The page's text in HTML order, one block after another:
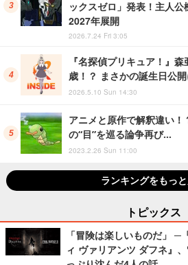
ックスゼロ」発表！主人公
2027年展開
2026.7.24 Fri 3:05
『名探偵プリキュア！』
歳！？ まさかの誕生日公
2026.5.10 Sun 14:30
アニメと原作で解釈違い
の“目”を巡る論争再び…
2023.2.26 Sun 11:00
ランキングをもっ
トピックス
「冒険は楽しいものだ」 ─
ィ ヴァリアンツ ダフネ』